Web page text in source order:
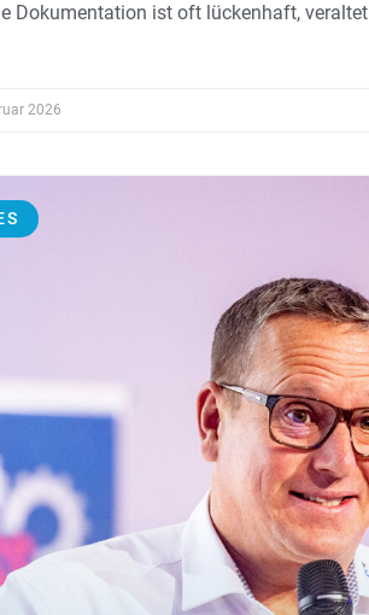
Dokumentation ist oft lückenhaft, veraltet
2026